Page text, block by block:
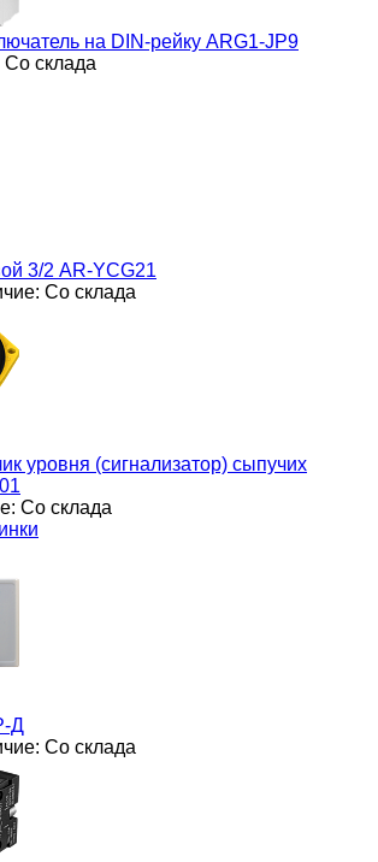
на DIN-рейку ARG1-JP9
Со склада
3/2 AR-YCG21
Со склада
уровня (сигнализатор) сыпучих
Со склада
Д
Со склада